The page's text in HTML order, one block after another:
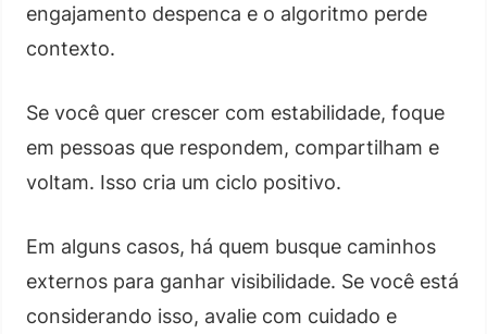
engajamento despenca e o algoritmo perde
contexto.
Se você quer crescer com estabilidade, foque
em pessoas que respondem, compartilham e
voltam. Isso cria um ciclo positivo.
Em alguns casos, há quem busque caminhos
externos para ganhar visibilidade. Se você está
considerando isso, avalie com cuidado e